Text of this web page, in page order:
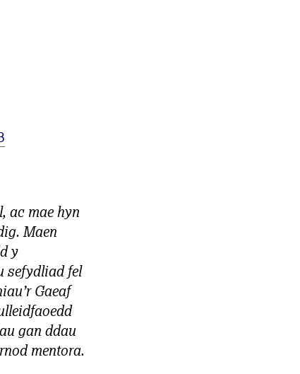
ac mae hyn
Maen
y
sefydliad fel
Gaeaf
gan ddau
mentora.